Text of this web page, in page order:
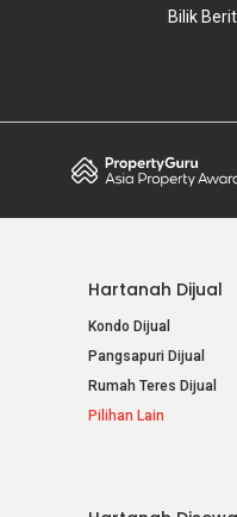
Bilik
Hartanah Dijual
Kondo Dijual
Pangsapuri Dijual
Rumah Teres Dijual
Pilihan Lain